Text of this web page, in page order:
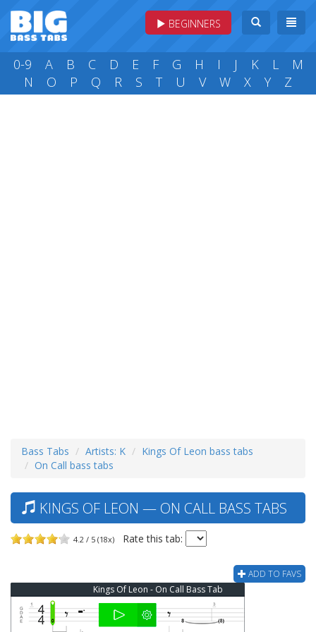
BEGINNERS
0-9 A B C D E F G H I J K L
M
N
O P Q R S T U V W X Y Z
Bass Tabs Artists: K
Kings Of Leon bass tabs
On Call bass tabs
KINGS OF LEON — ON CALL BASS TABS
4.2 / 5 (18x) Rate this tab:
ADD TO FAVS
Kings Of Leon - On Call Bass Tab